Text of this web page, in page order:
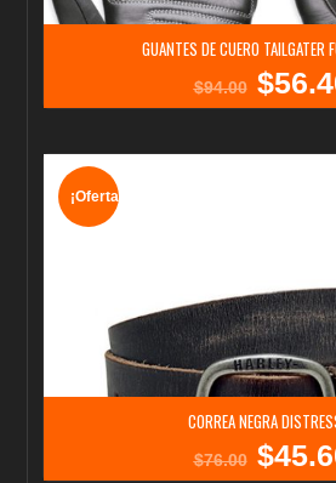
GUANTES DE CUERO TAILGATER
$94.00
El
$
¡Oferta!
CORREA NEGRA
$76.00
El
$